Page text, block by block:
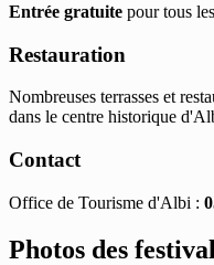
Entrée gratuite pour tous
Restauration
Nombreuses terrasses et
dans le centre historique
Contact
Office de Tourisme d'Albi :
Photos des